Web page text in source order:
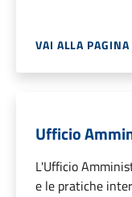
VAI ALLA PAGINA
Ufficio
L'Ufficio
e le pratiche